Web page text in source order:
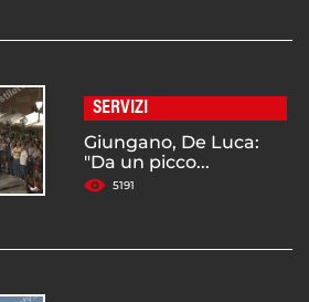
SERVIZI
Giungano, De Luca:
"Da un picco...
5191